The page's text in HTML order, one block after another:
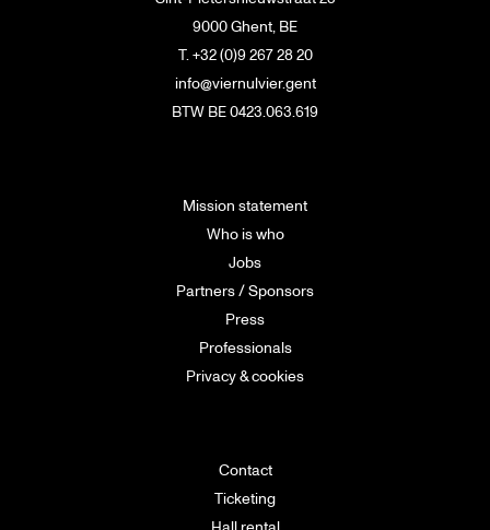
9000 Ghent, BE
T. +32 (0)9 267 28 20
info@viernulvier.gent
BTW BE 0423.063.619
Mission statement
Who is who
Jobs
Partners / Sponsors
Press
Professionals
Privacy & cookies
Contact
Ticketing